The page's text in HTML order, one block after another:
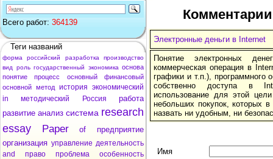
Всего работ: 364139
Теги названий
форма российский разработка
производство
вид
роль государственный экономика основа
понятие
процесс основный
финансовый
основной метод история экономический
in
методический Россия
работа
развитие анализ система research
essay
Paper of
предприятие
организация управление деятельность
and
право проблема особенность
Электронные деньги в Internet
Понятие электронных
коммерческая операция в
графики и т.п.), программного
собственно доступа в
использование для этой
небольших покупок, которых
назвать ни удобным, ни
Имя